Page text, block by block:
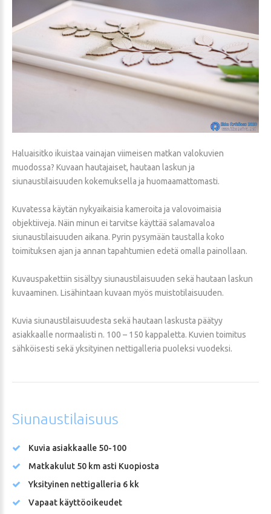
Haluaisitko ikuistaa vainajan viimeisen matkan valokuvien
muodossa? Kuvaan hautajaiset, hautaan laskun ja
siunaustilaisuuden kokemuksella ja huomaamattomasti.
Kuvatessa käytän nykyaikaisia kameroita ja valovoimaisia
objektiiveja. Näin minun ei tarvitse käyttää salamavaloa
siunaustilaisuuden aikana. Pyrin pysymään taustalla koko
toimituksen ajan ja annan tapahtumien edetä omalla painollaan.
Kuvauspakettiin sisältyy siunaustilaisuuden sekä hautaan laskun
kuvaaminen. Lisähintaan kuvaan myös muistotilaisuuden.
Kuvia siunaustilaisuudesta sekä hautaan laskusta päätyy
asiakkaalle normaalisti n. 100 – 150 kappaletta. Kuvien toimitus
sähköisesti sekä yksityinen nettigalleria puoleksi vuodeksi.
Siunaustilaisuus
Kuvia asiakkaalle 50-100
Matkakulut 50 km asti Kuopiosta
Yksityinen nettigalleria 6 kk
Vapaat käyttöoikeudet